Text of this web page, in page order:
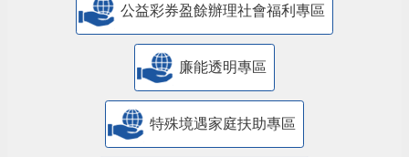
公益彩券盈餘辦理社會福利專區
廉能透明專區
特殊境遇家庭扶助專區